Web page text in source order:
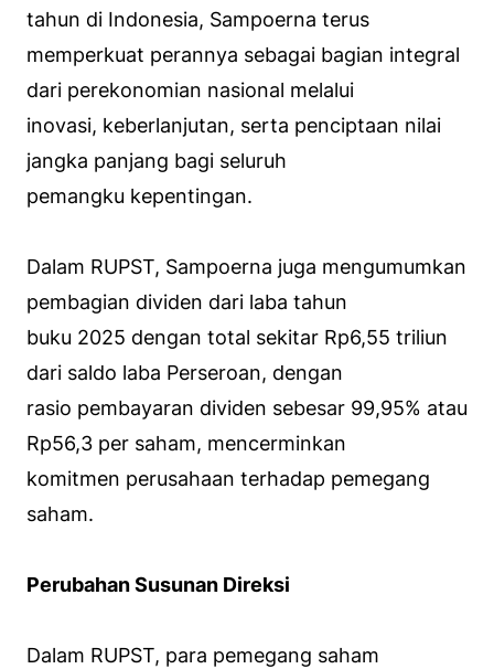
tahun di Indonesia, Sampoerna terus
memperkuat perannya sebagai bagian integral
dari perekonomian nasional melalui
inovasi, keberlanjutan, serta penciptaan nilai
jangka panjang bagi seluruh
pemangku kepentingan.
Dalam RUPST, Sampoerna juga mengumumkan
pembagian dividen dari laba tahun
buku 2025 dengan total sekitar Rp6,55 triliun
dari saldo laba Perseroan, dengan
rasio pembayaran dividen sebesar 99,95% atau
Rp56,3 per saham, mencerminkan
komitmen perusahaan terhadap pemegang
saham.
Perubahan Susunan Direksi
Dalam RUPST, para pemegang saham